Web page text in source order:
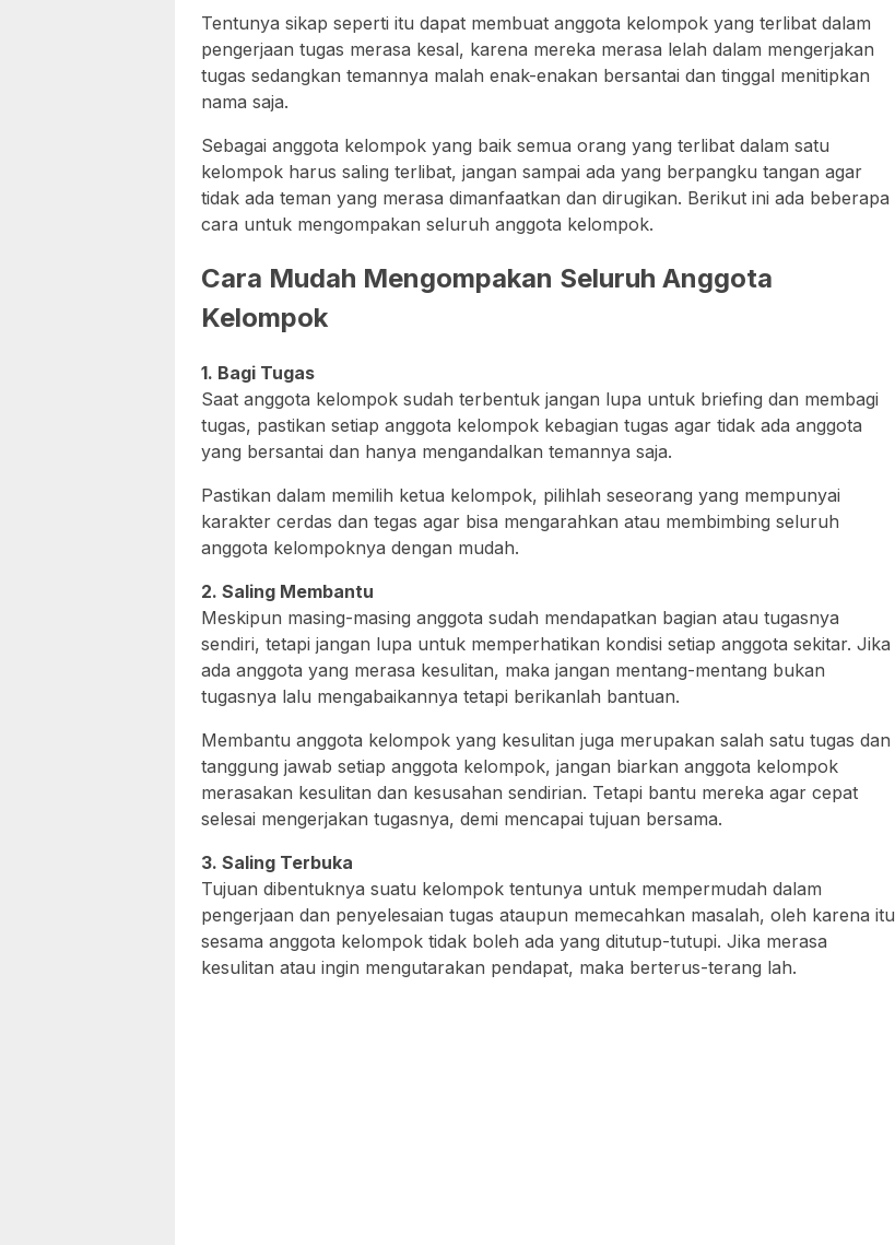
Tentunya sikap seperti itu dapat membuat anggota kelompok yang terlibat dalam
pengerjaan tugas merasa kesal, karena mereka merasa lelah dalam mengerjakan
tugas sedangkan temannya malah enak-enakan bersantai dan tinggal menitipkan
nama saja.
Sebagai anggota kelompok yang baik semua orang yang terlibat dalam satu
kelompok harus saling terlibat, jangan sampai ada yang berpangku tangan agar
tidak ada teman yang merasa dimanfaatkan dan dirugikan. Berikut ini ada beberapa
cara untuk mengompakan seluruh anggota kelompok.
Cara Mudah Mengompakan Seluruh Anggota
Kelompok
1. Bagi Tugas
Saat anggota kelompok sudah terbentuk jangan lupa untuk briefing dan membagi
tugas, pastikan setiap anggota kelompok kebagian tugas agar tidak ada anggota
yang bersantai dan hanya mengandalkan temannya saja.
Pastikan dalam memilih ketua kelompok, pilihlah seseorang yang mempunyai
karakter cerdas dan tegas agar bisa mengarahkan atau membimbing seluruh
anggota kelompoknya dengan mudah.
2. Saling Membantu
Meskipun masing-masing anggota sudah mendapatkan bagian atau tugasnya
sendiri, tetapi jangan lupa untuk memperhatikan kondisi setiap anggota sekitar. Jika
ada anggota yang merasa kesulitan, maka jangan mentang-mentang bukan
tugasnya lalu mengabaikannya tetapi berikanlah bantuan.
Membantu anggota kelompok yang kesulitan juga merupakan salah satu tugas dan
tanggung jawab setiap anggota kelompok, jangan biarkan anggota kelompok
merasakan kesulitan dan kesusahan sendirian. Tetapi bantu mereka agar cepat
selesai mengerjakan tugasnya, demi mencapai tujuan bersama.
3. Saling Terbuka
Tujuan dibentuknya suatu kelompok tentunya untuk mempermudah dalam
pengerjaan dan penyelesaian tugas ataupun memecahkan masalah, oleh karena itu
sesama anggota kelompok tidak boleh ada yang ditutup-tutupi. Jika merasa
kesulitan atau ingin mengutarakan pendapat, maka berterus-terang lah.